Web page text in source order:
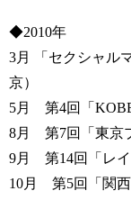
◆2010年
3月 「セクシャル
京）
5月 第4回「
8月 第7回「東京
9月 第14回「レイ
10月 第5回「関西